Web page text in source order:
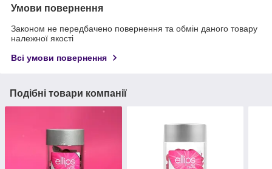
Умови повернення
Законом не передбачено повернення та обмін даного товару
належної якості
Всі умови повернення
Подібні товари компанії